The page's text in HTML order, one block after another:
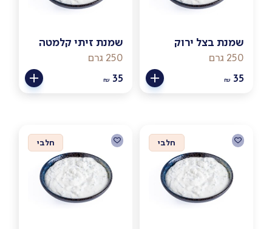
שמנת בצל ירוק
250 גרם
₪ 35
שמנת זיתי קלמטה
250 גרם
₪ 35
חלבי חלבי